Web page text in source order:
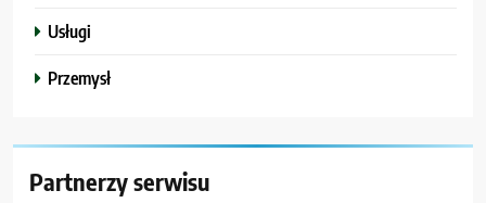
Usługi
Przemysł
Partnerzy serwisu